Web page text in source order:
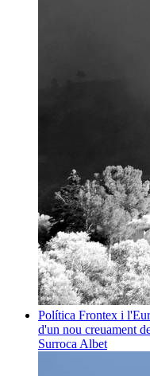
Política Frontex i
d'un nou creuament
Surroca Albet